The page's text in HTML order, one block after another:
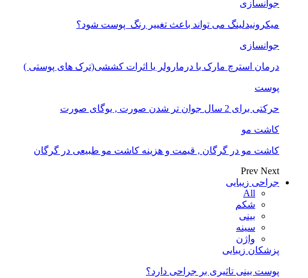
جوانسازی
میکرونیدلینگ می تواند باعث تغییر رنگ ‍ پوست شود؟
جوانسازی
درمان استرچ مارک با درمارولر یا اثرات کششی(ترک های پوستی )
پوست
حرکتی برای 2 سال جوان تر شدن صورت , یوگای صورت
کاشت مو
کاشت مو در گرگان , قیمت و هزینه کاشت مو طبیعی در گرگان
Prev Next
جراحی زیبایی
All
شکم
بینی
سینه
واژن
پزشکان زیبایی
پوست بینی تاثیری بر جراحی دارد؟